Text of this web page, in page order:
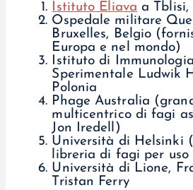
Istituto Eliava a Tblisi,
Ospedale militare
Bruxelles, Belgio
Europa e nel mondo)
Istituto di
Sperimentale Ludwik
Polonia
Phage Australia
multicentrico di fagi
Jon Iredell)
Università di Helsinki
libreria di fagi per uso
Università di Lione,
Tristan Ferry